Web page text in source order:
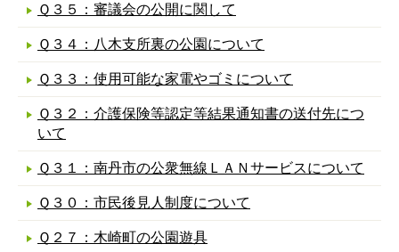
Ｑ３５：審議会の公開に関して
Ｑ３４：八木支所裏の公園について
Ｑ３３：使用可能な家電やゴミについて
Ｑ３２：介護保険等認定等結果通知書の送付先につ
いて
Ｑ３１：南丹市の公衆無線ＬＡＮサービスについて
Ｑ３０：市民後見人制度について
Ｑ２７：木崎町の公園遊具